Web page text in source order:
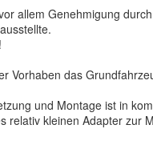
allem Genehmigung
Vorhaben das
und Montage ist in
relativ kleinen Adapter zur